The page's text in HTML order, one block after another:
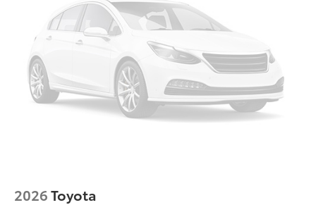
2026Toyota